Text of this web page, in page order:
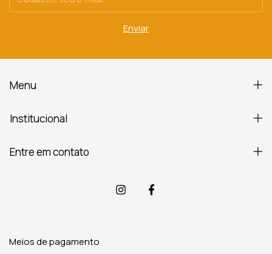
Menu
Institucional
Entre em contato
Meios de pagamento